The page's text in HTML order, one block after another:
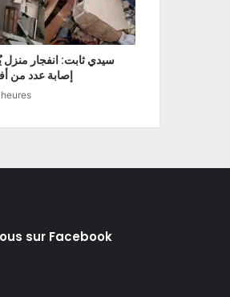
سيدي ثابت: انفجار
إصابة عدد من
sur Facebook